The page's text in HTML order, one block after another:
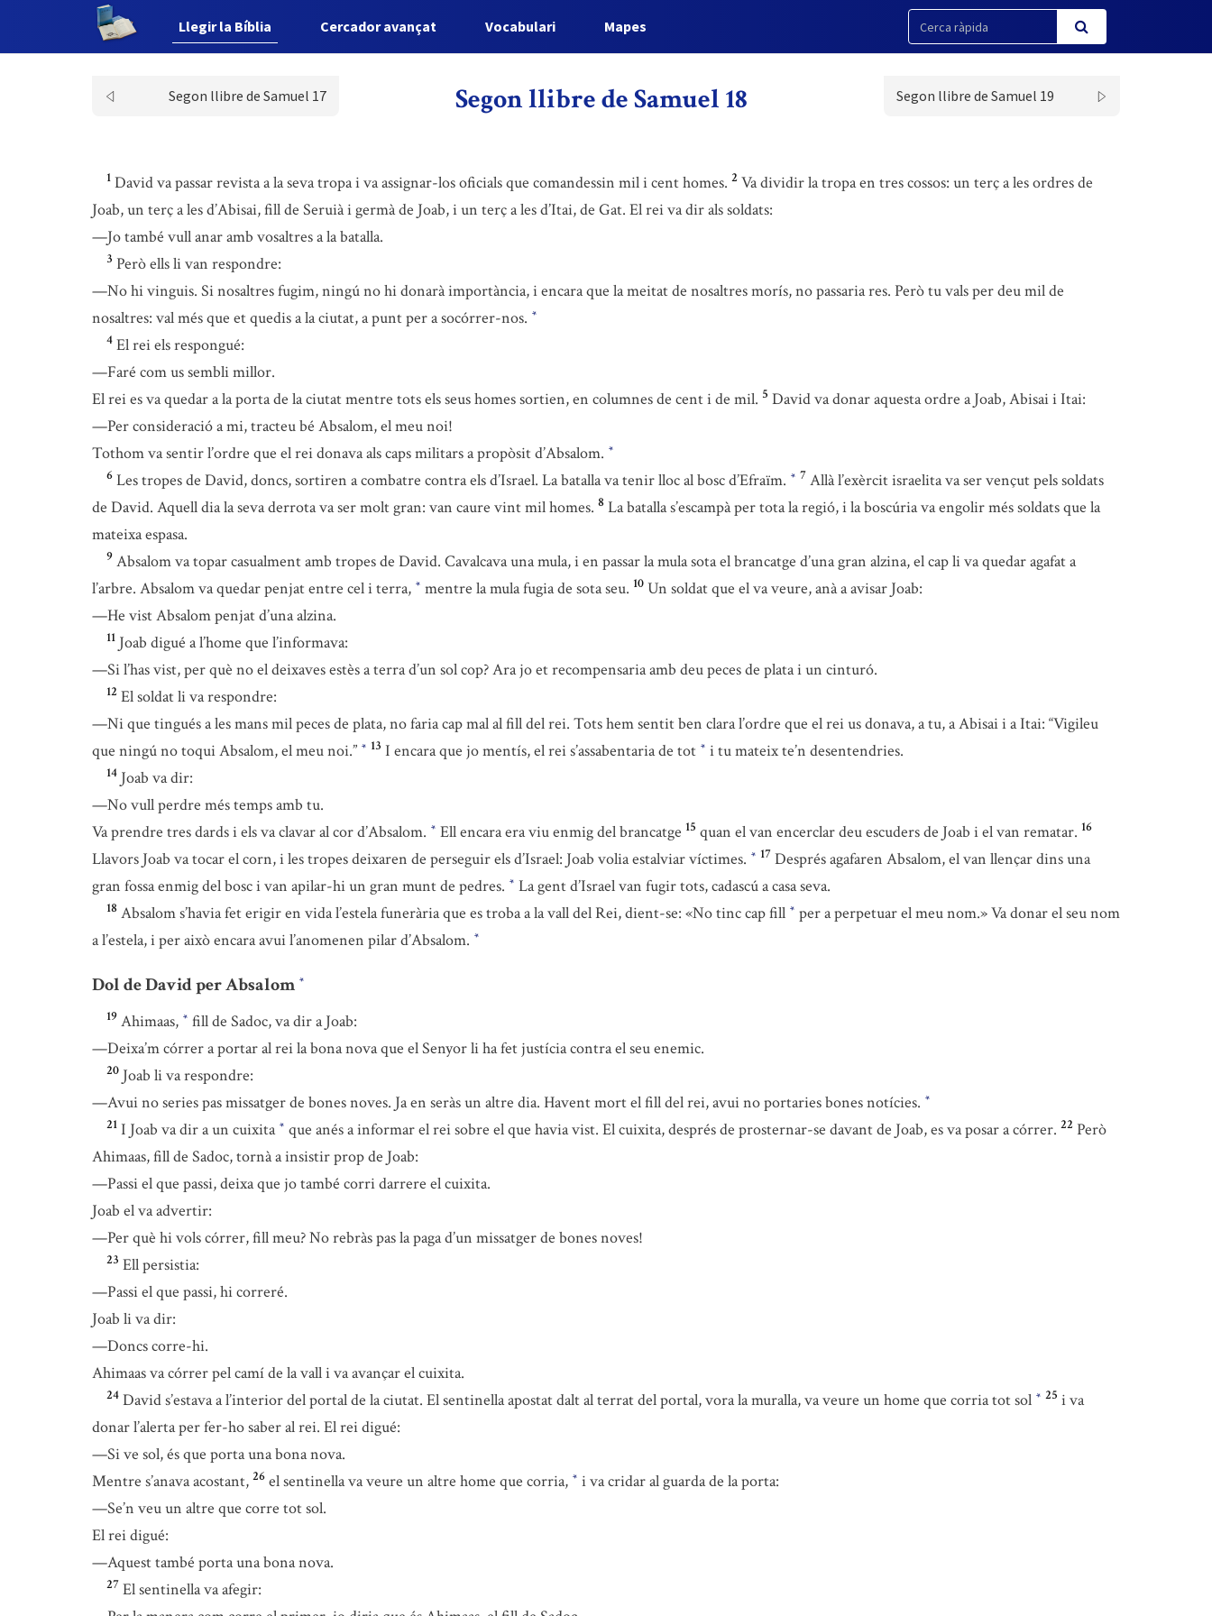
Llegir la Bíblia Cercador avançat Vocabulari Mapes
Segon llibre de Samuel 17 Segon llibre de Samuel 18 Segon llibre de Samuel 19
1 David va passar revista a la seva tropa i va assignar-los oficials que comandessin mil i cent homes. 2 Va dividir la tropa en tres cossos: un terç a les ordres de
Joab, un terç a les d’Abisai, fill de Seruià i germà de Joab, i un terç a les d’Itai, de Gat. El rei va dir als soldats:
—Jo també vull anar amb vosaltres a la batalla.
3 Però ells li van respondre:
—No hi vinguis. Si nosaltres fugim, ningú no hi donarà importància, i encara que la meitat de nosaltres morís, no passaria res. Però tu vals per deu mil de
nosaltres: val més que et quedis a la ciutat, a punt per a socórrer-nos. *
4 El rei els respongué:
—Faré com us sembli millor.
El rei es va quedar a la porta de la ciutat mentre tots els seus homes sortien, en columnes de cent i de mil. 5 David va donar aquesta ordre a Joab, Abisai i Itai:
—Per consideració a mi, tracteu bé Absalom, el meu noi!
Tothom va sentir l’ordre que el rei donava als caps militars a propòsit d’Absalom. *
6 Les tropes de David, doncs, sortiren a combatre contra els d’Israel. La batalla va tenir lloc al bosc d’Efraïm. * 7 Allà l’exèrcit israelita va ser vençut pels soldats
de David. Aquell dia la seva derrota va ser molt gran: van caure vint mil homes. 8 La batalla s’escampà per tota la regió, i la boscúria va engolir més soldats que la
mateixa espasa.
9 Absalom va topar casualment amb tropes de David. Cavalcava una mula, i en passar la mula sota el brancatge d’una gran alzina, el cap li va quedar agafat a
l’arbre. Absalom va quedar penjat entre cel i terra, * mentre la mula fugia de sota seu. 10 Un soldat que el va veure, anà a avisar Joab:
—He vist Absalom penjat d’una alzina.
11 Joab digué a l’home que l’informava:
—Si l’has vist, per què no el deixaves estès a terra d’un sol cop? Ara jo et recompensaria amb deu peces de plata i un cinturó.
12 El soldat li va respondre:
—Ni que tingués a les mans mil peces de plata, no faria cap mal al fill del rei. Tots hem sentit ben clara l’ordre que el rei us donava, a tu, a Abisai i a Itai: “Vigileu
que ningú no toqui Absalom, el meu noi.” * 13 I encara que jo mentís, el rei s’assabentaria de tot * i tu mateix te’n desentendries.
14 Joab va dir:
—No vull perdre més temps amb tu.
Va prendre tres dards i els va clavar al cor d’Absalom. * Ell encara era viu enmig del brancatge 15 quan el van encerclar deu escuders de Joab i el van rematar. 16
Llavors Joab va tocar el corn, i les tropes deixaren de perseguir els d’Israel: Joab volia estalviar víctimes. * 17 Després agafaren Absalom, el van llençar dins una
gran fossa enmig del bosc i van apilar-hi un gran munt de pedres. * La gent d’Israel van fugir tots, cadascú a casa seva.
18 Absalom s’havia fet erigir en vida l’estela funerària que es troba a la vall del Rei, dient-se: «No tinc cap fill * per a perpetuar el meu nom.» Va donar el seu nom
a l’estela, i per això encara avui l’anomenen pilar d’Absalom. *
Dol de David per Absalom *
19 Ahimaas, * fill de Sadoc, va dir a Joab:
—Deixa’m córrer a portar al rei la bona nova que el Senyor li ha fet justícia contra el seu enemic.
20 Joab li va respondre:
—Avui no series pas missatger de bones noves. Ja en seràs un altre dia. Havent mort el fill del rei, avui no portaries bones notícies. *
21 I Joab va dir a un cuixita * que anés a informar el rei sobre el que havia vist. El cuixita, després de prosternar-se davant de Joab, es va posar a córrer. 22 Però
Ahimaas, fill de Sadoc, tornà a insistir prop de Joab:
—Passi el que passi, deixa que jo també corri darrere el cuixita.
Joab el va advertir:
—Per què hi vols córrer, fill meu? No rebràs pas la paga d’un missatger de bones noves!
23 Ell persistia:
—Passi el que passi, hi correré.
Joab li va dir:
—Doncs corre-hi.
Ahimaas va córrer pel camí de la vall i va avançar el cuixita.
24 David s’estava a l’interior del portal de la ciutat. El sentinella apostat dalt al terrat del portal, vora la muralla, va veure un home que corria tot sol * 25 i va
donar l’alerta per fer-ho saber al rei. El rei digué:
—Si ve sol, és que porta una bona nova.
Mentre s’anava acostant, 26 el sentinella va veure un altre home que corria, * i va cridar al guarda de la porta:
—Se’n veu un altre que corre tot sol.
El rei digué:
—Aquest també porta una bona nova.
27 El sentinella va afegir: